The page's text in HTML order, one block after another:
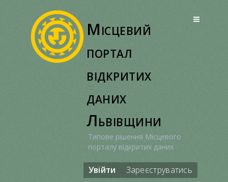
Місцевий
портал
відкритих
даних
Львівщини
Типове рішення Місцевого
порталу відкритих даних
Увійти Зареєструватись